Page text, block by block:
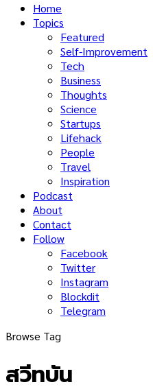
Home
Topics
Featured
Self-Improvement
Tech
Business
Thoughts
Science
Startups
Lifehack
People
Travel
Inspiration
Podcast
About
Contact
Follow
Facebook
Twitter
Instagram
Blockdit
Telegram
Browse Tag
สวีทบัน